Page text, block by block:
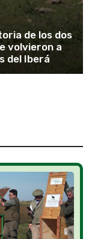
de los dos
volvieron a
del Iberá